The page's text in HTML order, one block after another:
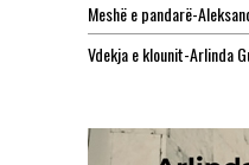
Meshë e pandarë-
Vdekja e klounit-Arlinda